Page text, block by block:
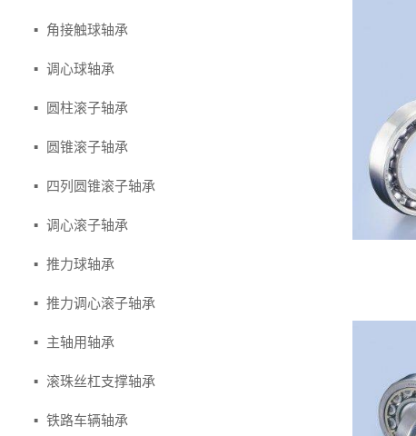
角接触球轴承
调心球轴承
圆柱滚子轴承
圆锥滚子轴承
四列圆锥滚子轴承
调心滚子轴承
推力球轴承
推力调心滚子轴承
主轴用轴承
滚珠丝杠支撑轴承
铁路车辆轴承